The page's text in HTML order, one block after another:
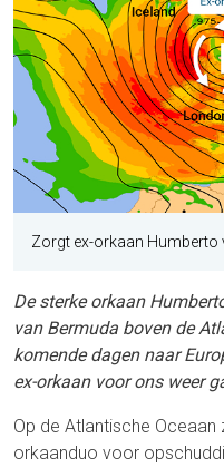
Zorgt ex-orkaan Humberto
De sterke orkaan
van Bermuda boven de
komende dagen naar
ex-orkaan voor ons weer
Op de Atlantische
orkaanduo voor